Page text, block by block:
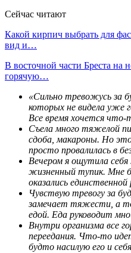
Сейчас читают
Какой кирпич выбрать для
вид и…
В восточной части Бреста на
горячую…
«Сильно тревожусь за
которых не видела уже
Все время хочется
Съела много тяжелой
сдоба, макароны. Но
просто провалилась в
Вечером я ощутила себя
жизненный тупик. Мне
оказались
Чувствую тревогу за
замечает тяжести, а
едой. Еда руководит
Внутри организма все
переедания. Что-то
будто насилую его и